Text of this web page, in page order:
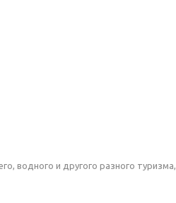
водного и другого разного туризма,